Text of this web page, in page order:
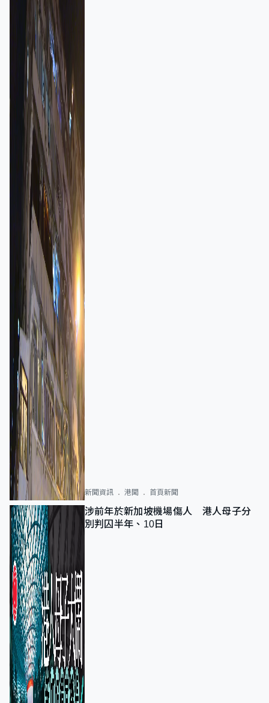
新聞資訊 港聞 首頁新聞
涉前年於新加坡機場傷人 港人母子分
別判囚半年、10日